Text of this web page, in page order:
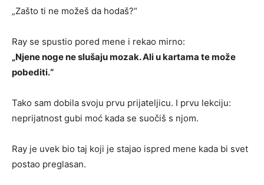
„Zašto ti ne možeš da hodaš?“
Ray se spustio pored mene i rekao mirno:
„Njene noge ne slušaju mozak. Ali u kartama te može
pobediti.“
Tako sam dobila svoju prvu prijateljicu. I prvu lekciju:
neprijatnost gubi moć kada se suočiš s njom.
Ray je uvek bio taj koji je stajao ispred mene kada bi svet
postao preglasan.